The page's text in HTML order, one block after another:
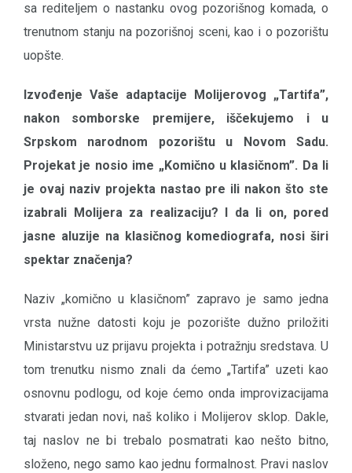
sa rediteljem o nastanku ovog pozorišnog komada, o
trenutnom stanju na pozorišnoj sceni, kao i o pozorištu
uopšte.
Izvođenje Vaše adaptacije Molijerovog „Tartifa”,
nakon somborske premijere, iščekujemo i u
Srpskom narodnom pozorištu u Novom Sadu.
Projekat je nosio ime „Komično u klasičnom”. Da li
je ovaj naziv projekta nastao pre ili nakon što ste
izabrali Molijera za realizaciju? I da li on, pored
jasne aluzije na klasičnog komediografa, nosi širi
spektar značenja?
Naziv „komično u klasičnom” zapravo je samo jedna
vrsta nužne datosti koju je pozorište dužno priložiti
Ministarstvu uz prijavu projekta i potražnju sredstava. U
tom trenutku nismo znali da ćemo „Tartifa” uzeti kao
osnovnu podlogu, od koje ćemo onda improvizacijama
stvarati jedan novi, naš koliko i Molijerov sklop. Dakle,
taj naslov ne bi trebalo posmatrati kao nešto bitno,
složeno, nego samo kao jednu formalnost. Pravi naslov